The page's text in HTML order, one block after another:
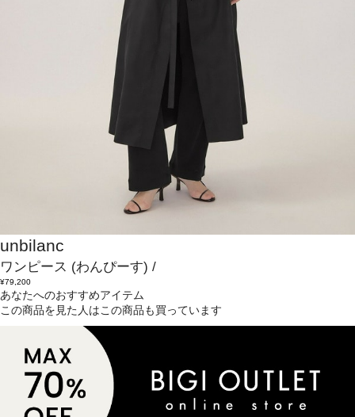
unbilanc
ワンピース (わんぴーす) /
¥79,200
あなたへのおすすめアイテム
この商品を見た人はこの商品も買っています